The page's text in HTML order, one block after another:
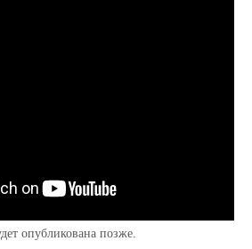
опубликована позже.